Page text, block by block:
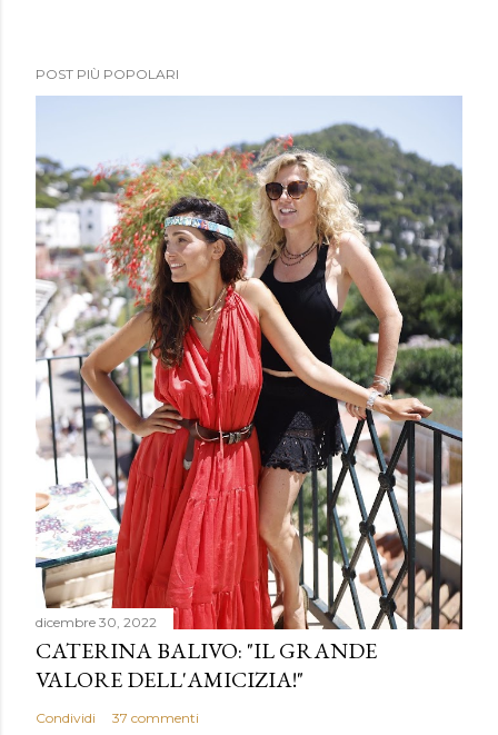
POST PIÙ POPOLARI
dicembre 30, 2022
CATERINA BALIVO: "IL GRANDE
VALORE DELL'AMICIZIA!"
Condividi 37 commenti